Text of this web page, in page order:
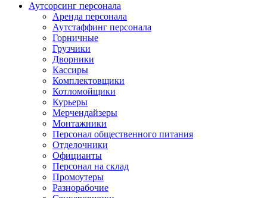
Аутсорсинг персонала
Аренда персонала
Аутстаффинг персонала
Горничные
Грузчики
Дворники
Кассиры
Комплектовщики
Котломойщики
Курьеры
Мерчендайзеры
Монтажники
Персонал общественного питания
Отделочники
Официанты
Персонал на склад
Промоутеры
Разнорабочие